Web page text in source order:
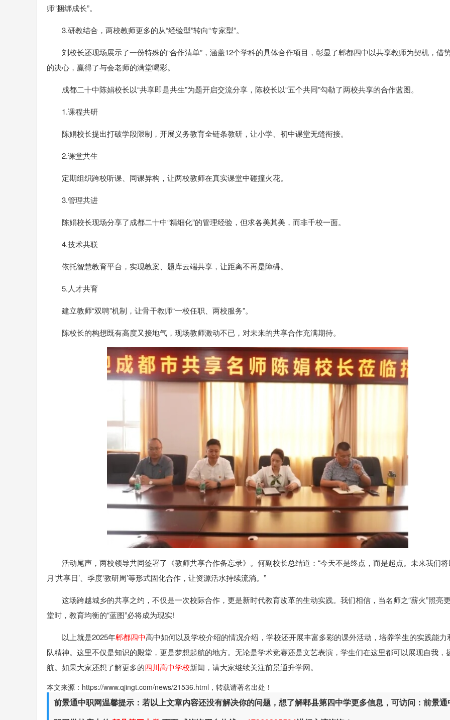
师“捆绑成长”。
3.研教结合，两校教师更多的从“经验型”转向“专家型”。
刘校长还现场展示了一份特殊的“合作清单”，涵盖12个学科的具体合作项目，彰显了郫都四中以共享教师为契机，借
的决心，赢得了与会老师的满堂喝彩。
成都二十中陈娟校长以“共享即是共生”为题开启交流分享，陈校长以“五个共同”勾勒了两校共享的合作蓝图。
1.课程共研
陈娟校长提出打破学段限制，开展义务教育全链条教研，让小学、初中课堂无缝衔接。
2.课堂共生
定期组织跨校听课、同课异构，让两校教师在真实课堂中碰撞火花。
3.管理共进
陈娟校长现场分享了成都二十中“精细化”的管理经验，但求各美其美，而非千校一面。
4.技术共联
依托智慧教育平台，实现教案、题库云端共享，让距离不再是障碍。
5.人才共育
建立教师“双聘”机制，让骨干教师“一校任职、两校服务”。
陈校长的构想既有高度又接地气，现场教师激动不已，对未来的共享合作充满期待。
活动尾声，两校领导共同签署了《教师共享合作备忘录》。何副校长总结道：“今天不是终点，而是起点。未来我们
月‘共享日’、季度‘教研周’等形式固化合作，让资源活水持续流淌。”
这场跨越城乡的共享之约，不仅是一次校际合作，更是新时代教育改革的生动实践。我们相信，当名师之“薪火”照亮
堂时，教育均衡的“蓝图”必将成为现实!
以上就是2025年郫都四中高中如何以及学校介绍的情况介绍，学校还开展丰富多彩的课外活动，培养学生的实践能力
队精神。这里不仅是知识的殿堂，更是梦想起航的地方。无论是学术竞赛还是文艺表演，学生们在这里都可以展现自我，
航。如果大家还想了解更多的四川高中学校新闻，请大家继续关注前景通升学网。
本文来源：https://www.qjingt.com/news/21536.html，转载请著名出处！
前景通中职网温馨提示：若以上文章内容还没有解决你的问题，想了解郫县第四中学更多信息，可访问：前景通